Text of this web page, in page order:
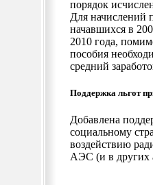
порядок
Для начислений
начавшихся в
2010 года,
пособия
средний
Поддержка льгот
Добавлена
социальному
воздействию
АЭС (и в других